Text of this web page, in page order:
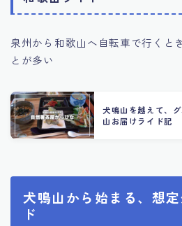
泉州から和歌山へ自転車で行くと
とが多い
犬鳴山を越えて、
山お届けライド記
犬鳴山から始まる、想
ド